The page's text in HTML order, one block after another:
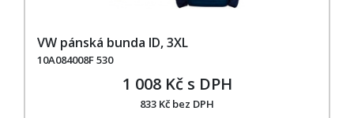
VW pánská bunda ID, 3XL
10A084008F 530
1 008 Kč s DPH
833 Kč bez DPH